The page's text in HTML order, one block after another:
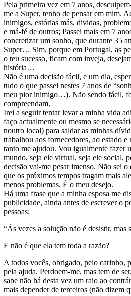
Pela primeira vez em 7 anos,
me a Super, tenho de pensar em mim.
inimigos, estórias más, dividas,
e má-fé de outros; Passei mais em 7
concretizar um sonho, que durante 35
Super… Sim, porque em Portugal, as
o teu sucesso, ficam com inveja,
história…
Não é uma decisão fácil, e um dia,
tudo o que passei nestes 7 anos de
meu pior inimigo…). Não sendo fácil,
compreendam.
Irei a seguir tentar levar a minha vida
faço actualmente ou mesmo se
noutro local) para saldar as minhas
trabalhou aos fornecedores, ao estado
tanto me ajudou. Vou igualmente fazer
mundo, seja ele virtual, seja ele social,
decisão vai-me pesar imenso. Não sei o
que os próximos tempos tragam mais
menos problemas. É o meu desejo.
Há uma frase que a minha esposa me
publicidade, ainda antes de escrever o
pessoas:
“Ás vezes a solução não é desistir,
E não é que ela tem toda a razão?
A todos vocês, obrigado, pelo carinho,
pela ajuda. Perdoem-me, mas tem de
sabe não há desta vez um raio ao
mais depender de terceiros (não dizem